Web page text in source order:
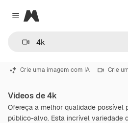
Close menu
Magnific
Crie uma imagem com IA Crie
Vídeos de 4k
Ofereça a melhor qualidade possível
público-alvo. Esta incrível variedade